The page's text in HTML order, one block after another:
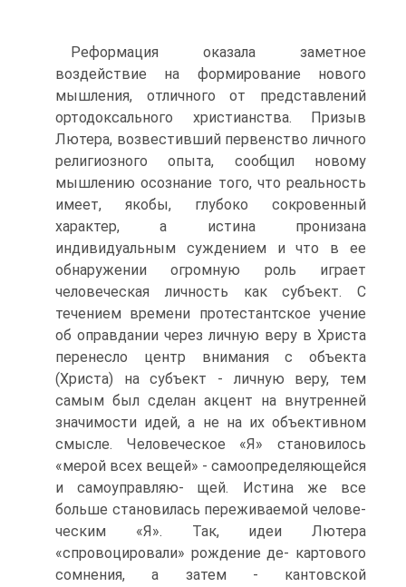
Реформация оказала заметное
воздействие на формирова­ние нового
мышления, отличного от представлений
ортодок­сального христианства. Призыв
Лютера, возвестивший первен­ство личного
религиозного опыта, сообщил новому
мышлению осознание того, что реальность
имеет, якобы, глубоко сокро­венный
характер, а истина пронизана
индивидуальным сужде­нием и что в ее
обнаружении огромную роль играет
человече­ская личность как субъект. С
течением времени протестантское учение
об оправдании через личную веру в Христа
перенесло центр внимания с объекта
(Христа) на субъект - личную веру, тем
самым был сделан акцент на внутренней
значимости идей, а не на их объективном
смысле. Человеческое «Я» становилось
«мерой всех вещей» - самоопределяющейся
и самоуправляю- щей. Истина же все
больше становилась переживаемой челове­
ческим «Я». Так, идеи Лютера
«спровоцировали» рождение де- картового
сомнения, а затем - кантовской